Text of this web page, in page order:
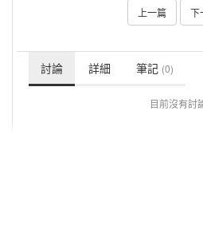
上一篇 下
討論 詳細 筆記 (0)
目前沒有討